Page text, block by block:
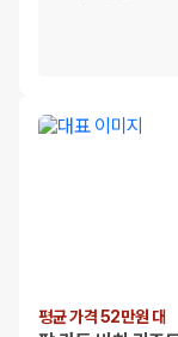
평균 가격 52만원 대